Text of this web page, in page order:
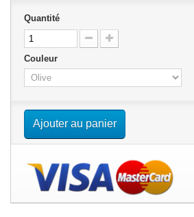
Quantité
Couleur
Ajouter au panier